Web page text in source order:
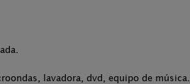
lavadora, dvd, equipo de música.